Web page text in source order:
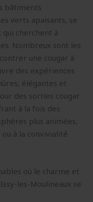
bâtiments
verts apaisants, se
cherchent à
Nombreux sont les
une cougar à
des expériences
élégantes et
des sorties cougar
à la fois des
plus animées,
à la convivialité
où le charme et
les-Moulineaux se